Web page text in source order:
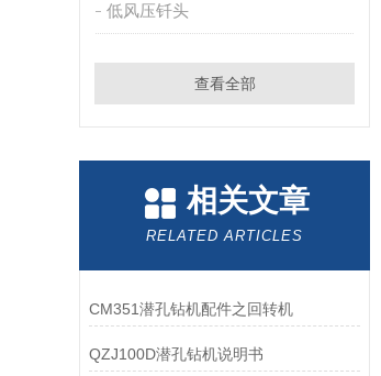
低风压钎头
查看全部
相关文章
RELATED ARTICLES
CM351潜孔钻机配件之回转机
QZJ100D潜孔钻机说明书